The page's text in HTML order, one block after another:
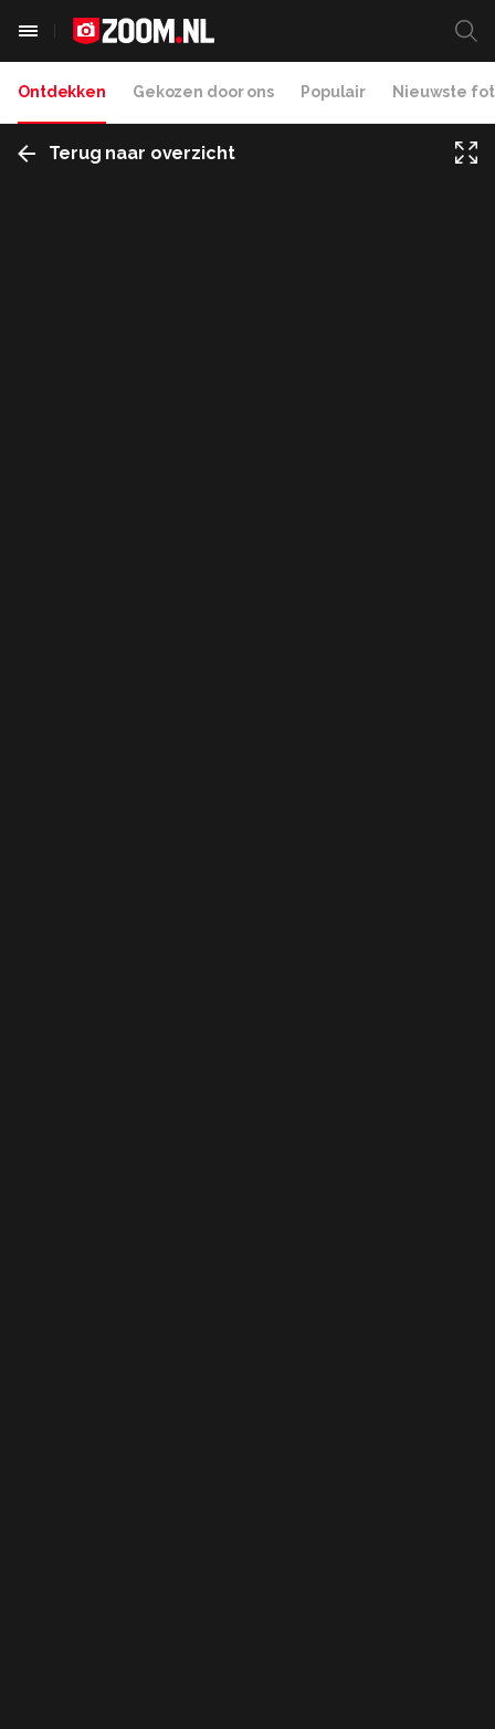
Ontdekken Gekozen door ons Populair Nieuwste
Terug naar overzicht